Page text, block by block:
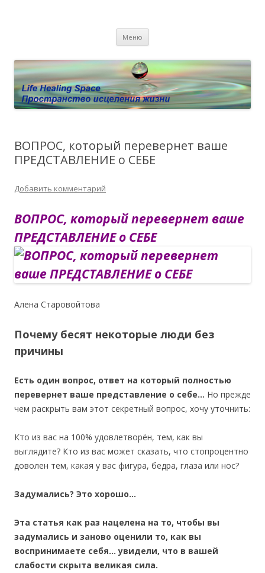
Личный сайт Елены Барымовой
исцелении воспоминанием и ренкарнационике. Услуги.
Меню
ВОПРОС, который перевернет ваше
ПРЕДСТАВЛЕНИЕ о СЕБЕ
Добавить комментарий
ВОПРОС, который перевернет ваше
ПРЕДСТАВЛЕНИЕ о СЕБЕ
Алена Старовойтова
Почему бесят некоторые люди без
причины
Есть один вопрос, ответ на который полностью
перевернет ваше представление о себе… Но прежде
чем раскрыть вам этот секретный вопрос, хочу уточнить:
Кто из вас на 100% удовлетворён, тем, как вы
выглядите? Кто из вас может сказать, что стопроцентно
доволен тем, какая у вас фигура, бедра, глаза или нос?
Задумались? Это хорошо…
Эта статья как раз нацелена на то, чтобы вы
задумались и заново оценили то, как вы
воспринимаете себя… увидели, что в вашей
слабости скрыта великая сила.